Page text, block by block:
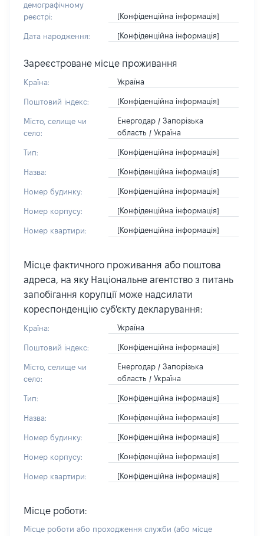
демографічному
реєстрі:
[Конфіденційна інформація]
Дата народження: [Конфіденційна інформація]
Зареєстроване місце проживання
Країна: Україна
Поштовий індекс: [Конфіденційна інформація]
Місто, селище чи
село:
Енергодар / Запорізька
область / Україна
Тип: [Конфіденційна інформація]
Назва: [Конфіденційна інформація]
Номер будинку: [Конфіденційна інформація]
Номер корпусу: [Конфіденційна інформація]
Номер квартири: [Конфіденційна інформація]
Місце фактичного проживання або поштова
адреса, на яку Національне агентство з питань
запобігання корупції може надсилати
кореспонденцію суб'єкту декларування:
Країна: Україна
Поштовий індекс: [Конфіденційна інформація]
Місто, селище чи
село:
Енергодар / Запорізька
область / Україна
Тип: [Конфіденційна інформація]
Назва: [Конфіденційна інформація]
Номер будинку: [Конфіденційна інформація]
Номер корпусу: [Конфіденційна інформація]
Номер квартири: [Конфіденційна інформація]
Місце роботи:
Місце роботи або проходження служби (або місце